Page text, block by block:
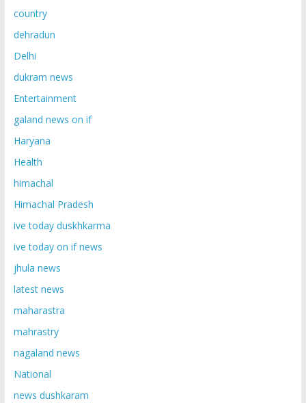
country
dehradun
Delhi
dukram news
Entertainment
galand news on if
Haryana
Health
himachal
Himachal Pradesh
ive today duskhkarma
ive today on if news
jhula news
latest news
maharastra
mahrastry
nagaland news
National
news dushkaram